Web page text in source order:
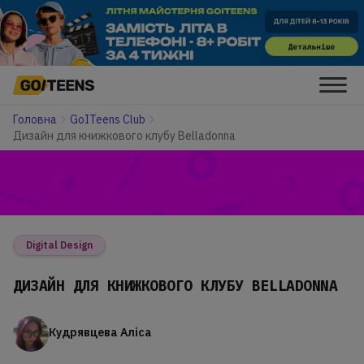
Головна
GoITeens Club
Дизайн для книжкового клубу Belladonna
Digital Design
ДИЗАЙН ДЛЯ КНИЖКОВОГО КЛУБУ BELLADONNA
Кудрявцева Аліса